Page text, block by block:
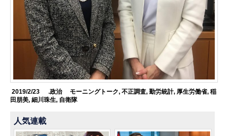
2019/2/23 .政治 モーニングトーク, 不正調査, 勤労統計, 厚生労働省, 稲
田朋美,細川珠生, 自衛隊
人気連載